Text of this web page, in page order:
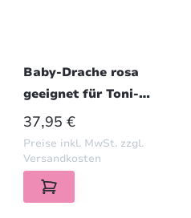
Baby-Drache rosa
geeignet für Toni-
Box
REGULÄRER PREIS:
37,95 €
Preise inkl. MwSt. zzgl.
Versandkosten